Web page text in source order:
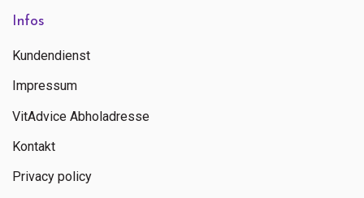
Infos
Kundendienst
Impressum
VitAdvice Abholadresse
Kontakt
Privacy policy